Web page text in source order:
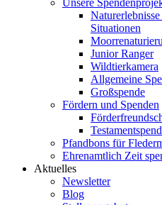
Unsere
Situationen
Junior Ranger
Wildtierkamera
Allgemeine
Großspende
Fördern und Spenden
Pfandbons für
Ehrenamtlich Zeit
Aktuelles
Newsletter
Blog